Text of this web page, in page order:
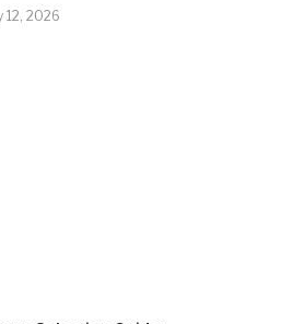
12, 2026